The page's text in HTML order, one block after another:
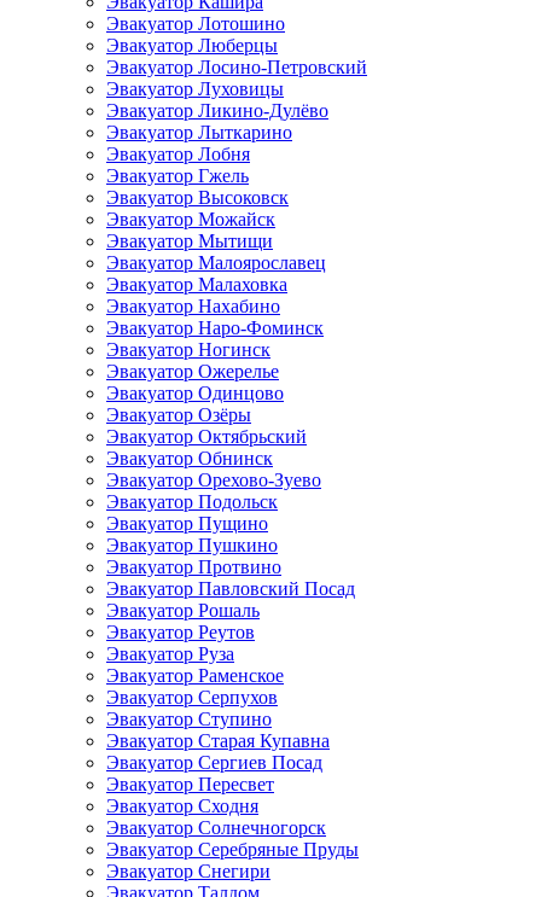
Эвакуатор Лотошино
Эвакуатор Люберцы
Эвакуатор Лосино-Петровский
Эвакуатор Луховицы
Эвакуатор Ликино-Дулёво
Эвакуатор Лыткарино
Эвакуатор Лобня
Эвакуатор Гжель
Эвакуатор Высоковск
Эвакуатор Можайск
Эвакуатор Мытищи
Эвакуатор Малоярославец
Эвакуатор Малаховка
Эвакуатор Нахабино
Эвакуатор Наро-Фоминск
Эвакуатор Ногинск
Эвакуатор Ожерелье
Эвакуатор Одинцово
Эвакуатор Озёры
Эвакуатор Октябрьский
Эвакуатор Обнинск
Эвакуатор Орехово-Зуево
Эвакуатор Подольск
Эвакуатор Пущино
Эвакуатор Пушкино
Эвакуатор Протвино
Эвакуатор Павловский Посад
Эвакуатор Рошаль
Эвакуатор Реутов
Эвакуатор Руза
Эвакуатор Раменское
Эвакуатор Серпухов
Эвакуатор Ступино
Эвакуатор Старая Купавна
Эвакуатор Сергиев Посад
Эвакуатор Пересвет
Эвакуатор Сходня
Эвакуатор Солнечногорск
Эвакуатор Серебряные Пруды
Эвакуатор Снегири